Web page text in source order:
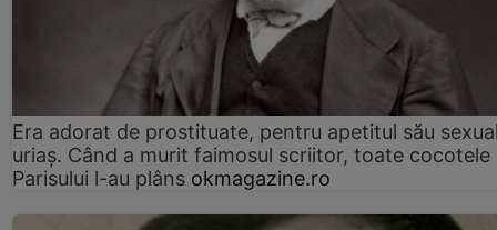
Era adorat de prostituate, pentru apetitul său
uriaș. Când a murit faimosul scriitor, toate cocotele
Parisului l-au plâns okmagazine.ro